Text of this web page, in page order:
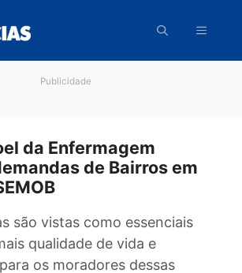
da Enfermagem
de Bairros em
são vistas como essenciais